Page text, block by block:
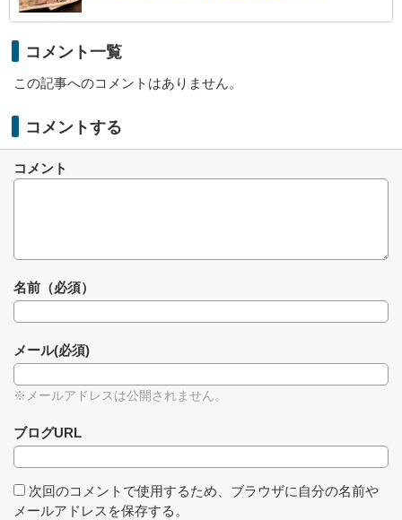
コメント一覧
この記事へのコメントはありません。
コメントする
コメント
名前（必須）
メール(必須)
※メールアドレスは公開されません。
ブログURL
次回のコメントで使用するため、ブラウザに自分の名前や
メールアドレスを保存する。